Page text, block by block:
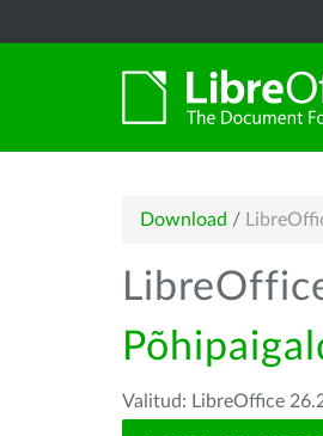
Download /
Valitud: LibreOffice